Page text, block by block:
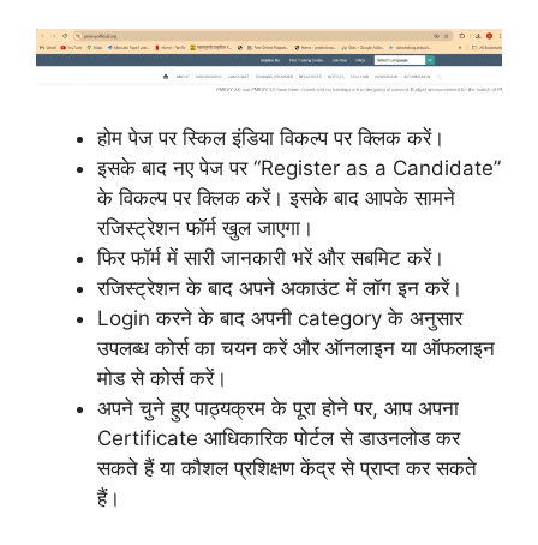
होम पेज पर स्किल इंडिया विकल्प पर क्लिक करें।
इसके बाद नए पेज पर “Register as a Candidate”
के विकल्प पर क्लिक करें। इसके बाद आपके सामने
रजिस्ट्रेशन फॉर्म खुल जाएगा।
फिर फॉर्म में सारी जानकारी भरें और सबमिट करें।
रजिस्ट्रेशन के बाद अपने अकाउंट में लॉग इन करें।
Login करने के बाद अपनी category के अनुसार
उपलब्ध कोर्स का चयन करें और ऑनलाइन या ऑफलाइन
मोड से कोर्स करें।
अपने चुने हुए पाठ्यक्रम के पूरा होने पर, आप अपना
Certificate आधिकारिक पोर्टल से डाउनलोड कर
सकते हैं या कौशल प्रशिक्षण केंद्र से प्राप्त कर सकते
हैं।